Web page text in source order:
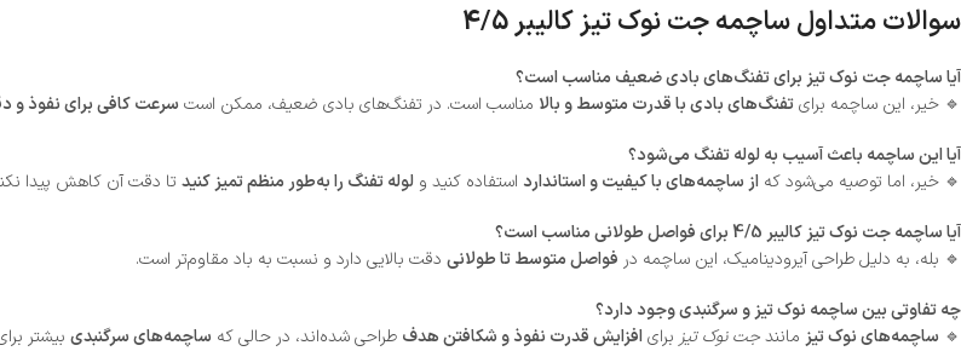
سوالات متداول ساچمه جت نوک تیز کالیبر 4/5
آیا ساچمه جت نوک تیز برای تفنگ‌های بادی ضعیف مناسب است؟
🔹 خیر، این ساچمه برایتفنگ‌های بادی با قدرت متوسط و بالا مناسب است. در تفنگ‌های بادی ضعیف، ممکن است سرعت کافی برای نفوذ و
آیا این ساچمه باعث آسیب به لوله تفنگ می‌شود؟
🔹 خیر، اما توصیه می‌شود که از ساچمه‌های با کیفیت و استاندارد استفاده کنید و لوله تفنگ را به‌طور منظم تمیز کنید تا دقت آن کاهش پیدا
آیا ساچمه جت نوک تیز کالیبر 4/5 برای فواصل طولانی مناسب است؟
🔹 بله، به دلیل طراحی آیرودینامیک، این ساچمه در فواصل متوسط تا طولانی دقت بالایی دارد و نسبت به باد مقاوم‌تر است.
چه تفاوتی بین ساچمه نوک تیز و سرگنبدی وجود دارد؟
🔹 ساچمه‌های نوک تیز مانندجت نوک تیز برای افزایش قدرت نفوذ و شکافتن هدف طراحی شده‌اند، در حالی که ساچمه‌های سرگنبدی بیشتر